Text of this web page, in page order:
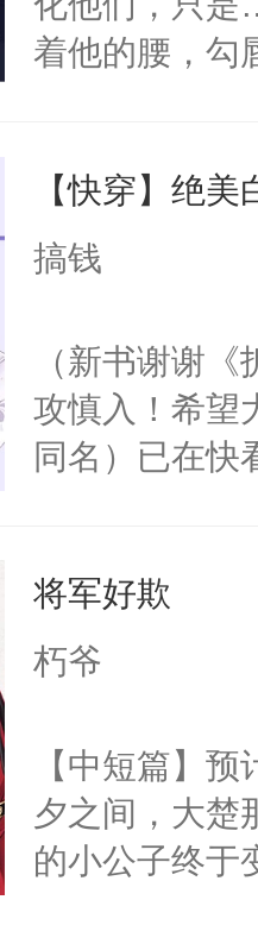
着他的腰，勾
来，给老公
用力——为你
【快穿】绝
搞钱
（新书谢谢
攻慎入！希望
同名）已在快
成为所有白莲
I，他们决定
莲花可不止
点脑袋，看
常见问题一：
教科书版：“
将军好欺
朽爷
【中短篇】
夕之间，大楚
的小公子终于